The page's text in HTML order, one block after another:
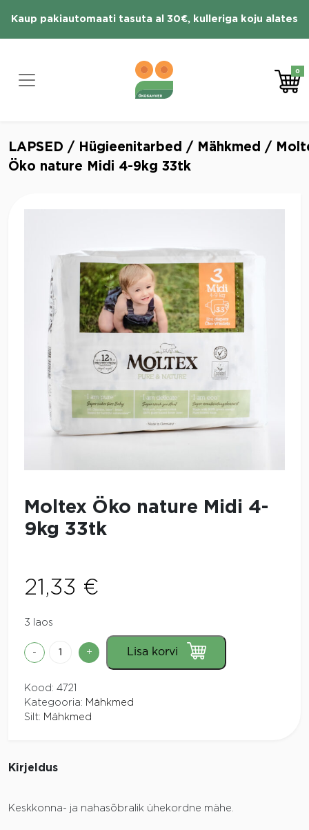
Kaup pakiautomaati tasuta al 30€, kulleriga koju alates
0
LAPSED / Hügieenitarbed / Mähkmed /
Öko nature Midi 4-9kg 33tk
Moltex Öko nature Midi 4-
9kg 33tk
21,33 €
3 laos
-
Moltex
Midi
4-
9kg
+ Lisa korvi
Kood: 4721
Kategooria: Mähkmed
Silt: Mähkmed
Kirjeldus
Keskkonna- ja nahasõbralik ühekordne mähe.